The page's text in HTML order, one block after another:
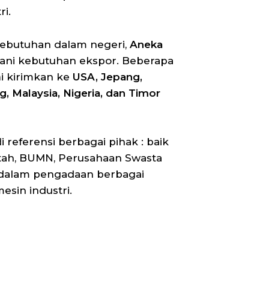
dalam negeri,Aneka
kebutuhan ekspor. Beberapa
kirimkan ke USA, Jepang,
Malaysia, Nigeria, dan Timor
referensi berbagai pihak : baik
BUMN, Perusahaan Swasta
pengadaan berbagai
industri.